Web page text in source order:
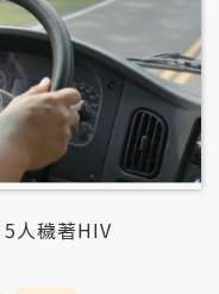
人穢著HIV